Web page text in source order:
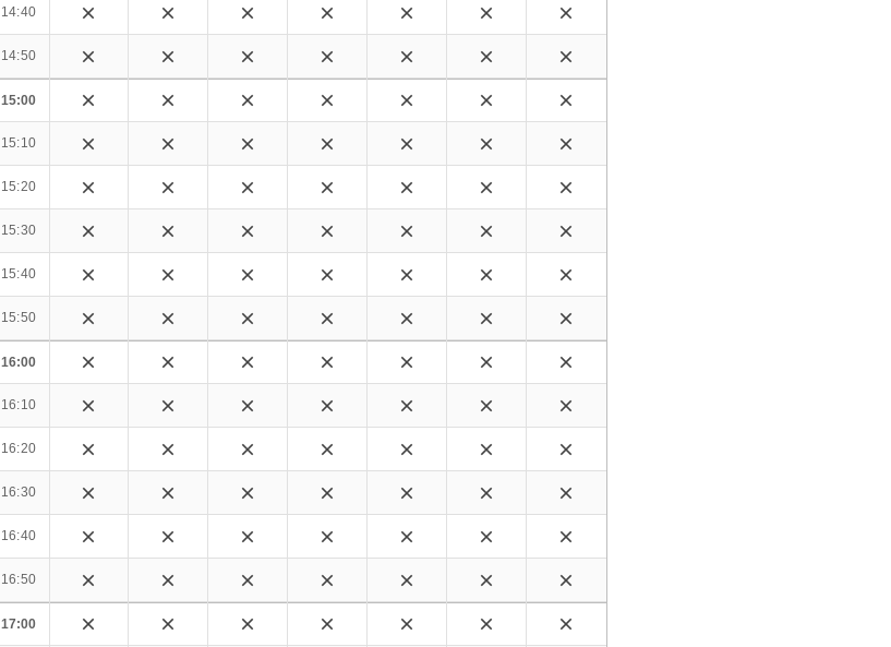
14:40
14:50
15:00
15:10
15:20
15:30
15:40
15:50
16:00
16:10
16:20
16:30
16:40
16:50
17:00